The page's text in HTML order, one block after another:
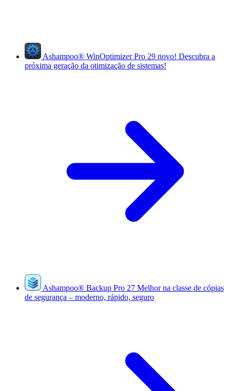
Ashampoo® WinOptimizer Pro 29 novo! Descubra a
próxima geração da otimização de sistemas!
Ashampoo® Backup Pro 27 Melhor na classe de cópias
de segurança – moderno, rápido, seguro